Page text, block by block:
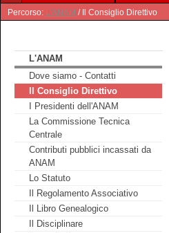
Percorso: L'ANAM / Il Consiglio Direttivo
L'ANAM
Dove siamo - Contatti
Il Consiglio Direttivo
I Presidenti dell'ANAM
La Commissione Tecnica
Centrale
Contributi pubblici incassati da
ANAM
Lo Statuto
Il Regolamento Associativo
Il Libro Genealogico
Il Disciplinare